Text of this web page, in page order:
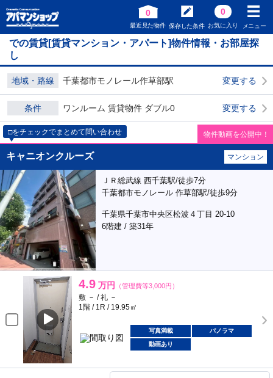
0
最近見た物件 保存した条件
0
お気に入り メニュー
での賃貸[賃貸マンション・アパート]物件情報・お部屋探
し
地域・路線 千葉都市モノレール作草部駅 変更する
条件 ワンルーム 賃貸物件 ダブル0 変更する
□をチェックでまとめて問い合わせ 物件動画を公開中！
キャニオンクルーズ マンション
ＪＲ総武線 西千葉駅/徒歩7分
千葉都市モノレール 作草部駅/徒歩9分
千葉県千葉市中央区松波４丁目 20-10
6階建 / 築31年
4.9 万円 （管理費等3,000円）
敷 － / 礼 －
1階 / 1R / 19.95㎡
写真満載
パノラマ
動画あり